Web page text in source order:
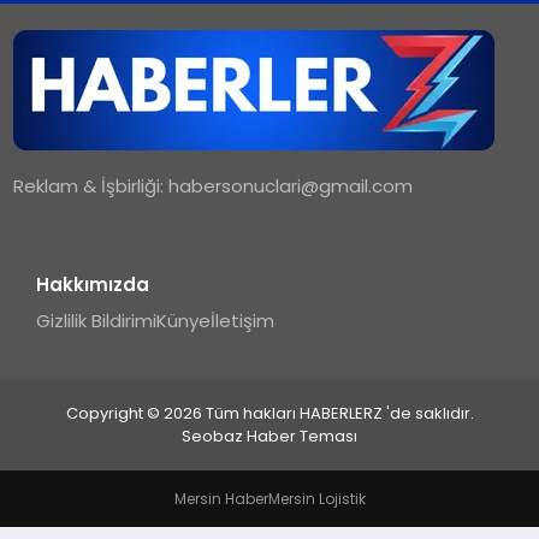
TEKNOLOJI
Reklam & İşbirliği:habersonuclari@gmail.com
Hakkımızda
Gizlilik BildirimiKünyeİletişim
Copyright © 2026 Tüm hakları HABERLERZ 'de saklıdır.
Seobaz Haber Teması
Mersin HaberMersin Lojistik